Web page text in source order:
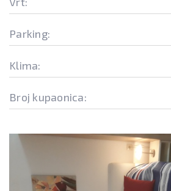
Parking:
Klima:
Broj kupaonica: